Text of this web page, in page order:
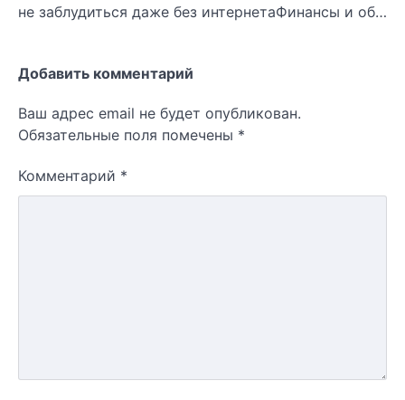
не заблудиться даже без интернетаФинансы и об…
Добавить комментарий
Ваш адрес email не будет опубликован.
Обязательные поля помечены *
Комментарий *